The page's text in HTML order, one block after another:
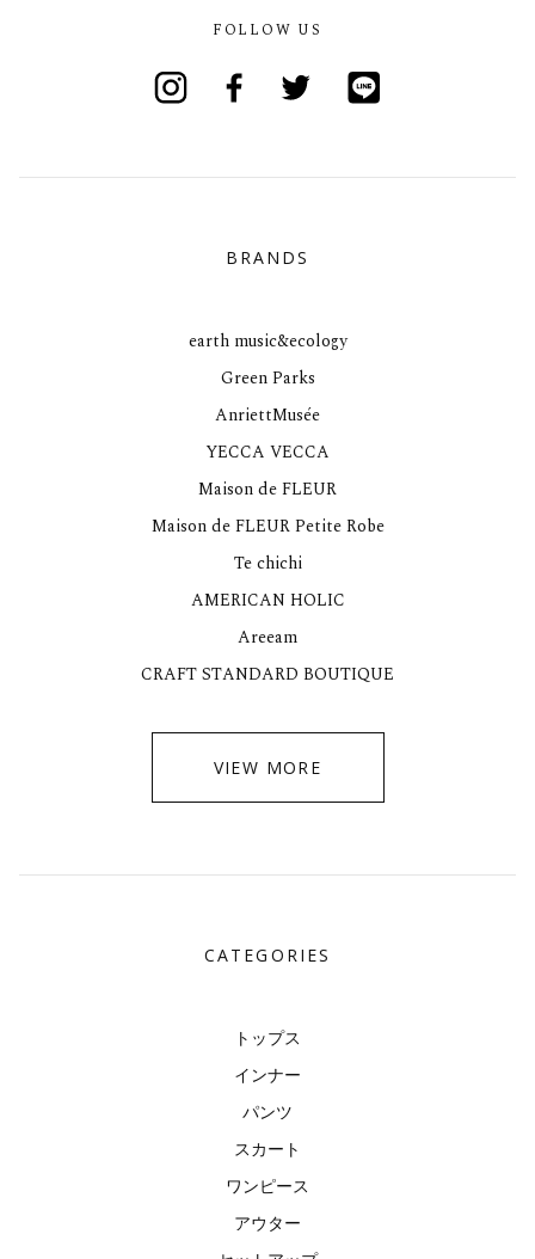
FOLLOW US
BRANDS
earth music&ecology
Green Parks
AnriettMusée
YECCA VECCA
Maison de FLEUR
Maison de FLEUR Petite Robe
Te chichi
AMERICAN HOLIC
Areeam
CRAFT STANDARD BOUTIQUE
VIEW MORE
CATEGORIES
トップス
インナー
パンツ
スカート
ワンピース
アウター